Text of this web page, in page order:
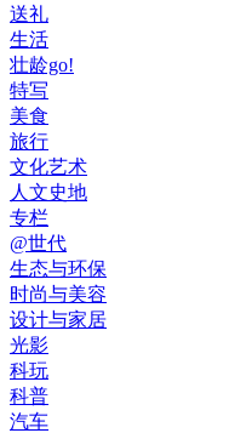
送礼
生活
壮龄go!
特写
美食
旅行
文化艺术
人文史地
专栏
@世代
生态与环保
时尚与美容
设计与家居
光影
科玩
科普
汽车